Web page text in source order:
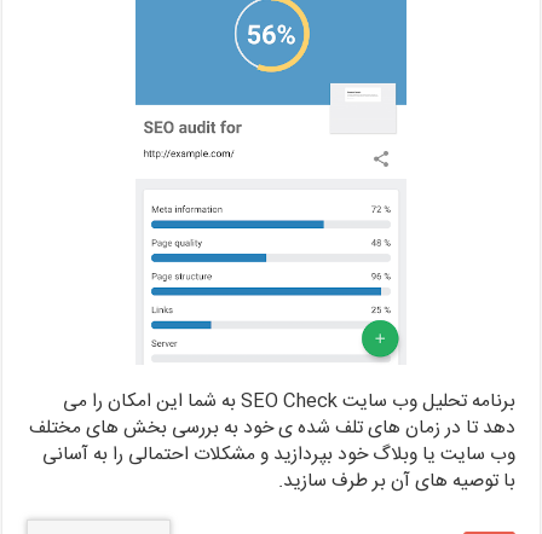
برنامه تحلیل وب سایت SEO Check به شما این امکان را می
دهد تا در زمان های تلف شده ی خود به بررسی بخش های مختلف
وب سایت یا وبلاگ خود بپردازید و مشکلات احتمالی را به آسانی
با توصیه های آن بر طرف سازید.